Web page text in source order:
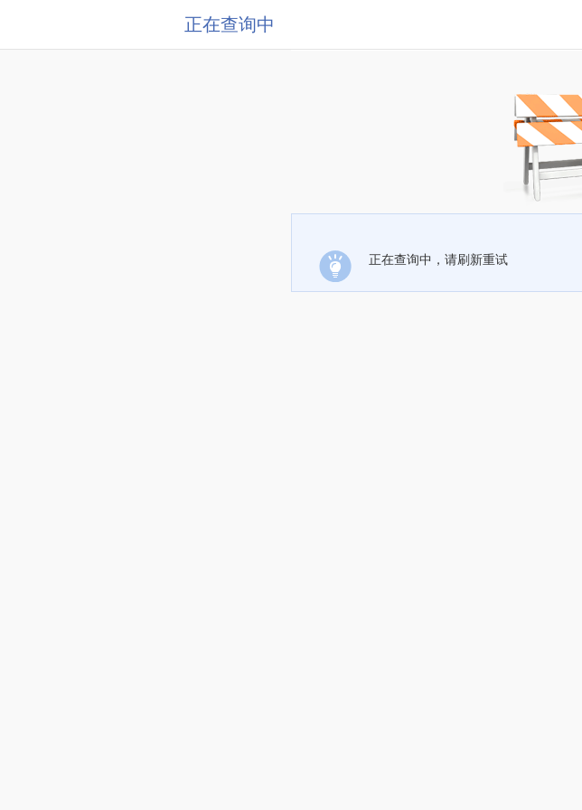
正在查询中
正在查询中，请刷新重试